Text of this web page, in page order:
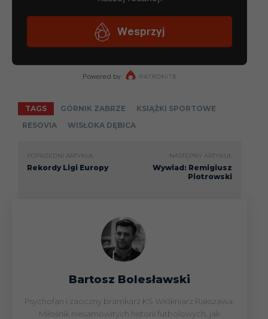
TAGS GÓRNIK ZABRZE
KSIĄŻKI SPORTOWE
RESOVIA
WISŁOKA DĘBICA
POPRZEDNI ARTYKUŁ
Rekordy Ligi Europy
NASTĘPNY ARTYKUŁ
Wywiad: Remigiusz
Piotrowski
Bartosz Bolesławski
Psychofan i zaoczny bramkarz KS Włókniarz Rakszawa.
Miłośnik niesamowitych historii futbolowych, jak